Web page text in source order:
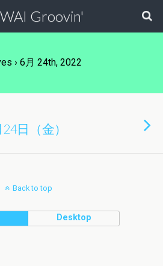
Groovin'
› 6月 24th, 2022
日（金）
Back to top
Desktop